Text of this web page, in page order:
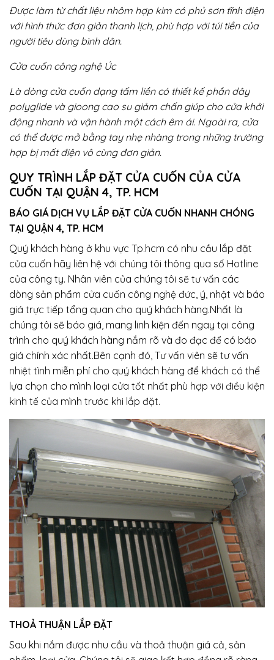
Được làm từ chất liệu nhôm hợp kim có phủ sơn tĩnh điện
với hình thức đơn giản thanh lịch, phù hợp với túi tiền của
người tiêu dùng bình dân.
Cửa cuốn công nghệ Úc
Là dòng cửa cuốn dạng tấm liền có thiết kế phần dây
polyglide và gioong cao su giảm chấn giúp cho cửa khởi
động nhanh và vận hành một cách êm ái. Ngoài ra, cửa
có thể được mở bằng tay nhẹ nhàng trong những trường
hợp bị mất điện vô cùng đơn giản.
QUY TRÌNH LẮP ĐẶT CỬA CUỐN CỦA CỬA
CUỐN TẠI QUẬN 4, TP. HCM
BÁO GIÁ DỊCH VỤ LẮP ĐẶT CỬA CUỐN NHANH CHÓNG
TẠI QUẬN 4, TP. HCM
Quý khách hàng ở khu vực Tp.hcm có nhu cầu lắp đặt
của cuốn hãy liên hệ với chúng tôi thông qua số Hotline
của công ty. Nhân viên của chúng tôi sẽ tư vấn các
dòng sản phẩm cửa cuốn công nghệ đức, ý, nhật và báo
giá trực tiếp tổng quan cho quý khách hàng.Nhất là
chúng tôi sẽ báo giá, mang linh kiện đến ngay tại công
trình cho quý khách hàng nắm rõ và đo đạc để có báo
giá chính xác nhất.Bên cạnh đó, Tư vấn viên sẽ tư vấn
nhiệt tình miễn phí cho quý khách hàng để khách có thể
lựa chọn cho mình loại cửa tốt nhất phù hợp với điều kiện
kinh tế của mình trước khi lắp đặt.
THOẢ THUẬN LẮP ĐẶT
Sau khi nắm được nhu cầu và thoả thuận giá cả, sản